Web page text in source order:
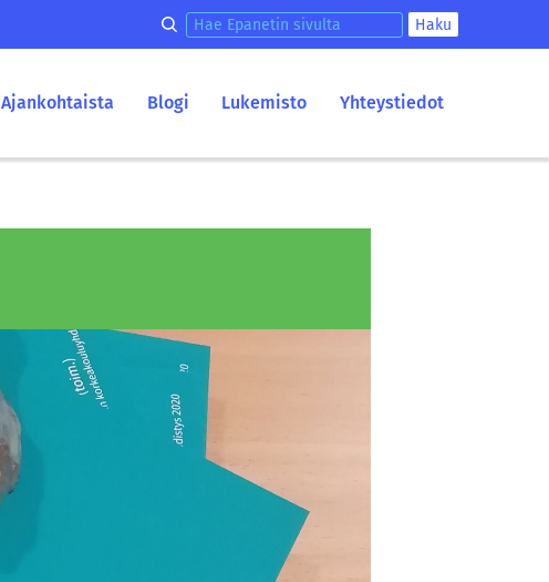
Hae epanetin sivulta Haku
Ajankohtaista Blogi Lukemisto Yhteystiedot